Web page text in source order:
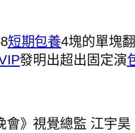
短期包養4塊的單塊
發明出超出固定演
會》視覺總監 江宇